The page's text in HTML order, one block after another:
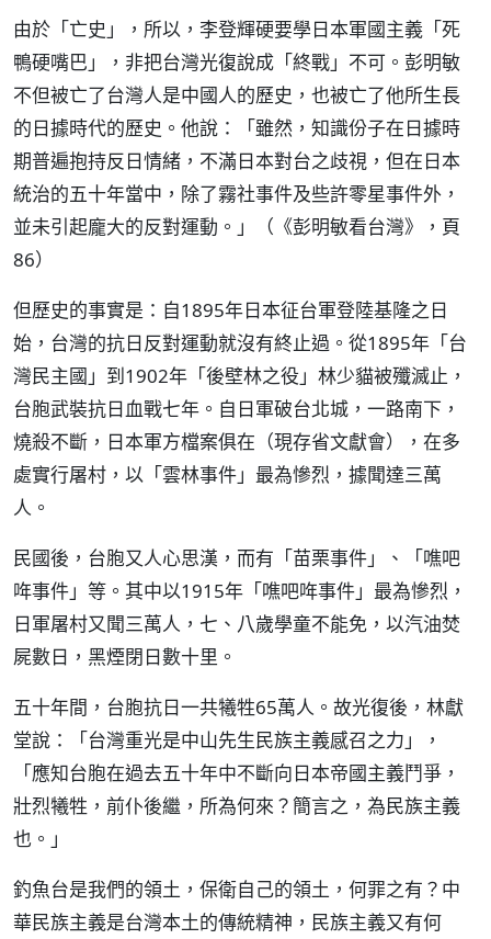
由於「亡史」，所以，李登輝硬要學日本軍國主義「死
鴨硬嘴巴」，非把台灣光復說成「終戰」不可。彭明敏
不但被亡了台灣人是中國人的歷史，也被亡了他所生長
的日據時代的歷史。他說：「雖然，知識份子在日據時
期普遍抱持反日情緒，不滿日本對台之歧視，但在日本
統治的五十年當中，除了霧社事件及些許零星事件外，
並未引起龐大的反對運動。」（《彭明敏看台灣》，頁
86）
但歷史的事實是：自1895年日本征台軍登陸基隆之日
始，台灣的抗日反對運動就沒有終止過。從1895年「台
灣民主國」到1902年「後壁林之役」林少貓被殲滅止，
台胞武裝抗日血戰七年。自日軍破台北城，一路南下，
燒殺不斷，日本軍方檔案俱在（現存省文獻會），在多
處實行屠村，以「雲林事件」最為慘烈，據聞達三萬
人。
民國後，台胞又人心思漢，而有「苗栗事件」、「噍吧
哖事件」等。其中以1915年「噍吧哖事件」最為慘烈，
日軍屠村又聞三萬人，七、八歲學童不能免，以汽油焚
屍數日，黑煙閉日數十里。
五十年間，台胞抗日一共犧牲65萬人。故光復後，林獻
堂說：「台灣重光是中山先生民族主義感召之力」，
「應知台胞在過去五十年中不斷向日本帝國主義鬥爭，
壯烈犧牲，前仆後繼，所為何來？簡言之，為民族主義
也。」
釣魚台是我們的領土，保衛自己的領土，何罪之有？中
華民族主義是台灣本土的傳統精神，民族主義又有何